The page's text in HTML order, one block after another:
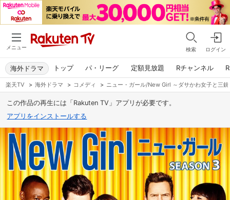
メニュー 検索 ログイン
トップ パ・リーグ 定額見放題 Rチャンネル
海外ドラマ
楽天TV > 海外ドラマ > コメディ > ニュー・ガール/New Girl ～ダサかわ女子と三
この作品の再生には「Rakuten TV」アプリが必要です。
アプリをインストールする